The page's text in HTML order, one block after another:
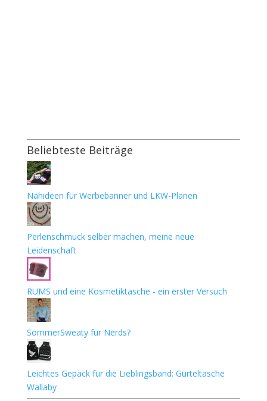
Beliebteste Beiträge
Nähideen für Werbebanner und LKW-Planen
Perlenschmuck selber machen, meine neue
Leidenschaft
RUMS und eine Kosmetiktasche - ein erster Versuch
SommerSweaty für Nerds?
Leichtes Gepäck für die Lieblingsband: Gürteltasche
Wallaby